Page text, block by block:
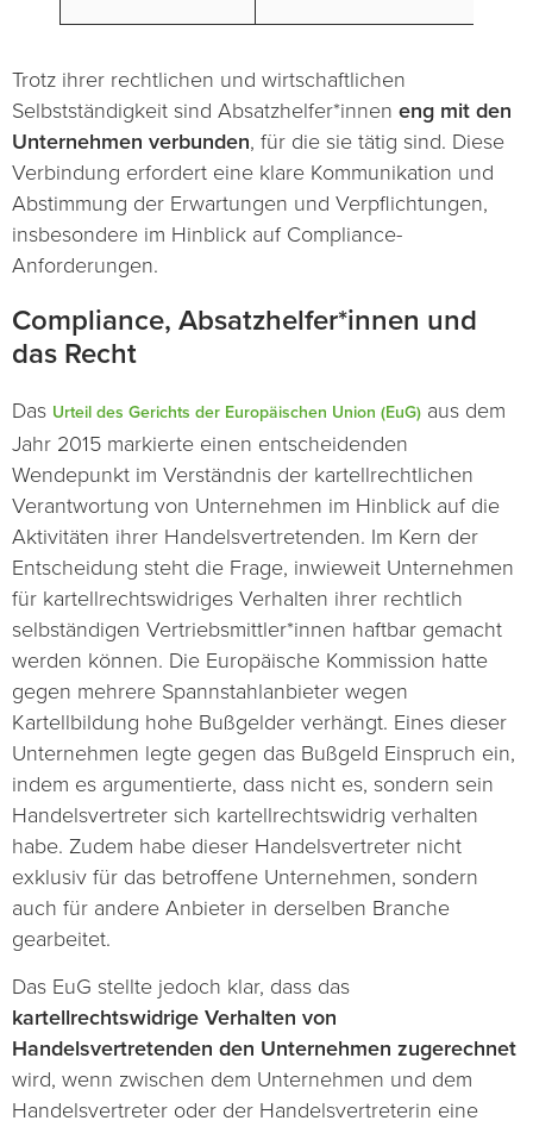
Trotz ihrer rechtlichen und wirtschaftlichen
Selbstständigkeit sind Absatzhelfer*innen eng mit den
Unternehmen verbunden, für die sie tätig sind. Diese
Verbindung erfordert eine klare Kommunikation und
Abstimmung der Erwartungen und Verpflichtungen,
insbesondere im Hinblick auf Compliance-
Anforderungen.
Compliance, Absatzhelfer*innen und
das Recht
Das Urteil des Gerichts der Europäischen Union (EuG) aus dem
Jahr 2015 markierte einen entscheidenden
Wendepunkt im Verständnis der kartellrechtlichen
Verantwortung von Unternehmen im Hinblick auf die
Aktivitäten ihrer Handelsvertretenden. Im Kern der
Entscheidung steht die Frage, inwieweit Unternehmen
für kartellrechtswidriges Verhalten ihrer rechtlich
selbständigen Vertriebsmittler*innen haftbar gemacht
werden können. Die Europäische Kommission hatte
gegen mehrere Spannstahlanbieter wegen
Kartellbildung hohe Bußgelder verhängt. Eines dieser
Unternehmen legte gegen das Bußgeld Einspruch ein,
indem es argumentierte, dass nicht es, sondern sein
Handelsvertreter sich kartellrechtswidrig verhalten
habe. Zudem habe dieser Handelsvertreter nicht
exklusiv für das betroffene Unternehmen, sondern
auch für andere Anbieter in derselben Branche
gearbeitet.
Das EuG stellte jedoch klar, dass das
kartellrechtswidrige Verhalten von
Handelsvertretenden den Unternehmen zugerechnet
wird, wenn zwischen dem Unternehmen und dem
Handelsvertreter oder der Handelsvertreterin eine